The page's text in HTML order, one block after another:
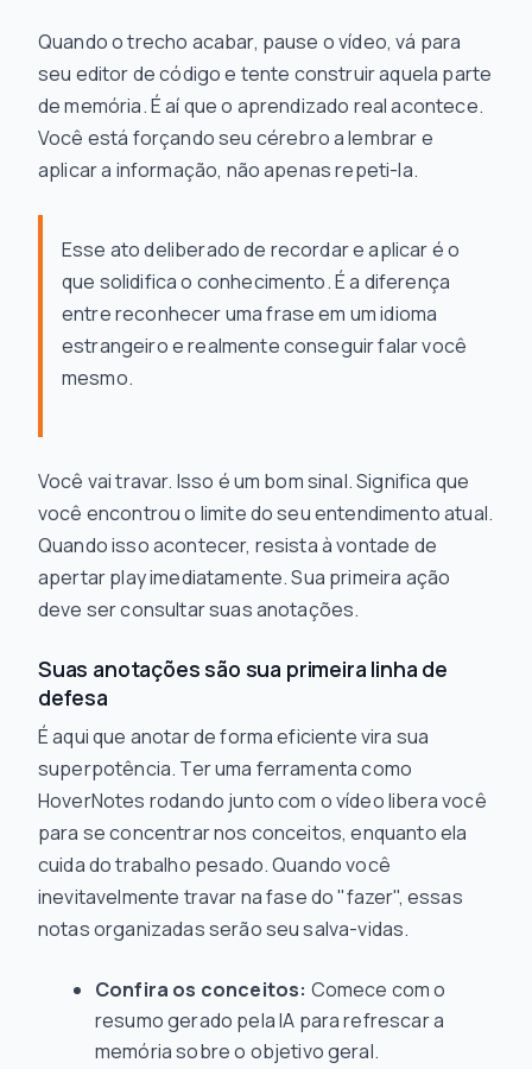
Quando o trecho acabar, pause o vídeo, vá para
seu editor de código e tente construir aquela parte
de memória. É aí que o aprendizado real acontece.
Você está forçando seu cérebro a lembrar e
aplicar a informação, não apenas repeti-la.
Esse ato deliberado de recordar e aplicar é o
que solidifica o conhecimento. É a diferença
entre reconhecer uma frase em um idioma
estrangeiro e realmente conseguir falar você
mesmo.
Você vaitravar. Isso é um bom sinal. Significa que
você encontrou o limite do seu entendimento atual.
Quando isso acontecer, resista à vontade de
apertar play imediatamente. Sua primeira ação
deve ser consultar suas anotações.
Suas anotações são sua primeira linha de
defesa
É aqui que anotar de forma eficiente vira sua
superpotência. Ter uma ferramenta como
HoverNotes rodando junto com o vídeo libera você
para se concentrar nos conceitos, enquanto ela
cuida do trabalho pesado. Quando você
inevitavelmente travar na fase do "fazer", essas
notas organizadas serão seu salva-vidas.
Confira os conceitos: Comece com o
resumo gerado pela IA para refrescar a
memória sobre o objetivo geral.